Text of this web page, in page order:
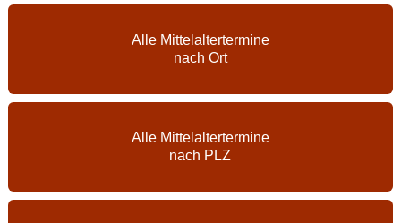
Alle Mittelaltertermine
nach Ort
Alle Mittelaltertermine
nach PLZ